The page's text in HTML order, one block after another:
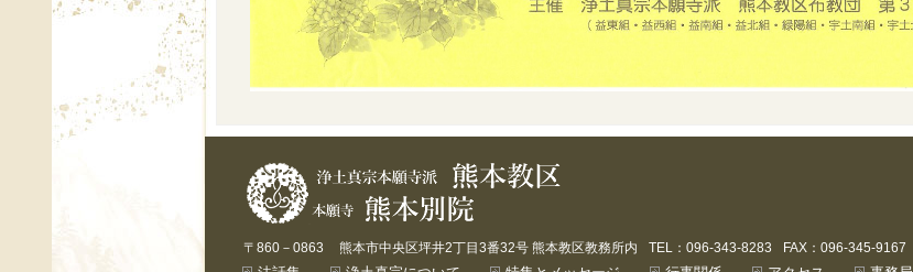
〒860－0863 熊本市中央区坪井2丁目3番32号 熊本教区教務所内 TEL：096-343-8283 FAX：096-345-9167